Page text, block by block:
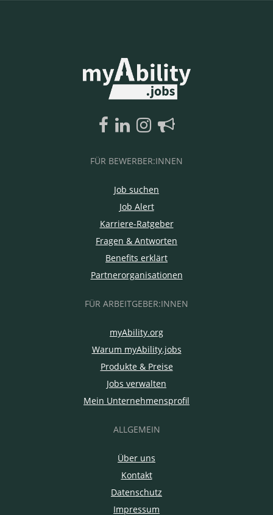
FÜR BEWERBER:INNEN
Job suchen
Job Alert
Karriere-Ratgeber
Fragen & Antworten
Benefits erklärt
Partnerorganisationen
FÜR ARBEITGEBER:INNEN
myAbility.org
Warum myAbility.jobs
Produkte & Preise
Jobs verwalten
Mein Unternehmensprofil
ALLGEMEIN
Über uns
Kontakt
Datenschutz
Impressum